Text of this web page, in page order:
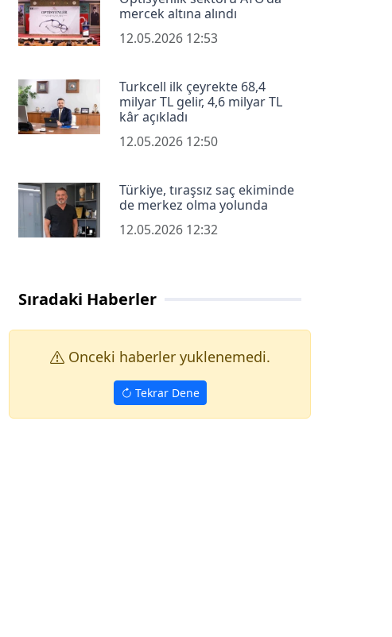
mercek altına alındı
12.05.2026 12:53
Turkcell ilk çeyrekte 68,4
milyar TL gelir, 4,6 milyar TL
kâr açıkladı
12.05.2026 12:50
Türkiye, tıraşsız saç ekiminde
de merkez olma yolunda
12.05.2026 12:32
Sıradaki Haberler
Onceki haberler yuklenemedi.
Tekrar Dene